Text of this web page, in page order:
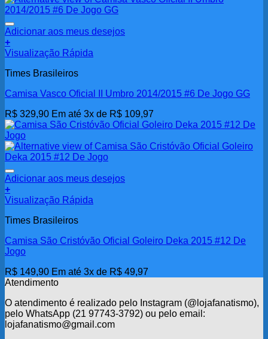
Adicionar aos meus desejos
+
Visualização Rápida
Times Brasileiros
Camisa Vasco Oficial II Umbro 2014/2015 #6 De Jogo GG
R$ 329,90 Em até 3x de R$ 109,97
Adicionar aos meus desejos
+
Visualização Rápida
Times Brasileiros
Camisa São Cristóvão Oficial Goleiro Deka 2015 #12 De
Jogo
R$ 149,90 Em até 3x de R$ 49,97
Atendimento
O atendimento é realizado pelo Instagram (@lojafanatismo),
pelo WhatsApp (21 97743-3792) ou pelo email:
lojafanatismo@gmail.com